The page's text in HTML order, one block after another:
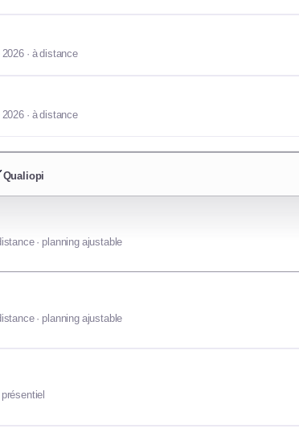
· à distance
· à distance
Qualiopi
· planning ajustable
· planning ajustable